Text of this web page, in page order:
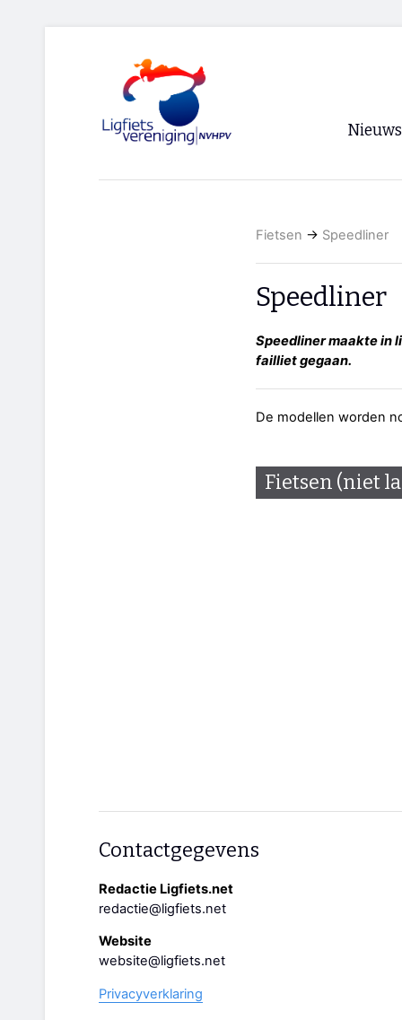
Nieuws
Archief
RSS
Fietsen → Speedliner
Speedliner
Speedliner maakte in
failliet gegaan.
De modellen worden
Fietsen (niet
Contactgegevens
Redactie Ligfiets.net
redactie@ligfiets.net
Website
website@ligfiets.net
Privacyverklaring